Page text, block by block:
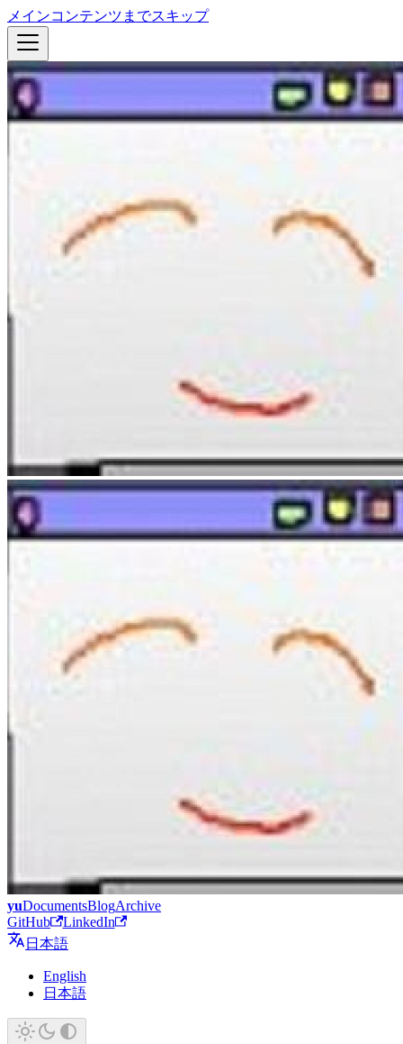
メインコンテンツまでスキップ
yuDocumentsBlogArchive
GitHub
LinkedIn
日本語
English
日本語